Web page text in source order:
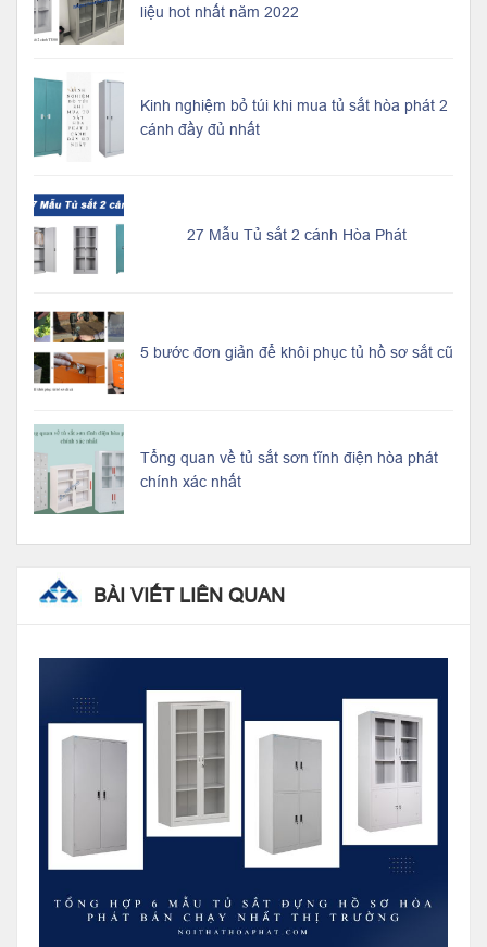
liệu hot nhất năm 2022
Kinh nghiệm bỏ túi khi mua tủ sắt hòa phát 2
cánh đầy đủ nhất
27 Mẫu Tủ sắt 2 cánh Hòa Phát
5 bước đơn giản để khôi phục tủ hồ sơ sắt cũ
Tổng quan về tủ sắt sơn tĩnh điện hòa phát
chính xác nhất
BÀI VIẾT LIÊN QUAN